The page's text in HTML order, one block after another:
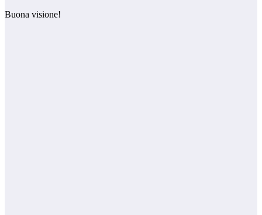
Buona visione!